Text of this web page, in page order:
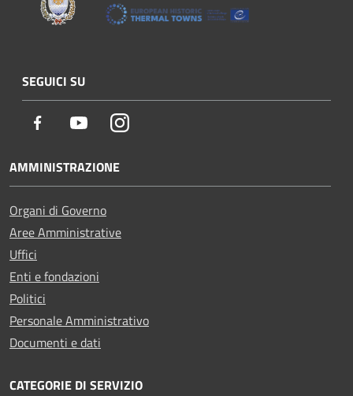
SEGUICI SU
Facebook YoutubeInstagram
AMMINISTRAZIONE
Organi di Governo
Aree Amministrative
Uffici
Enti e fondazioni
Politici
Personale Amministrativo
Documenti e dati
CATEGORIE DI SERVIZIO